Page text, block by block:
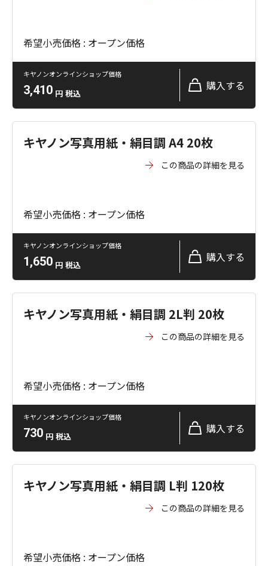
希望小売価格 : オープン価格
キヤノンオンラインショップ価格
3,410 円 税込
購入する
キヤノン写真用紙・絹目調 A4 20枚
この商品の詳細を見る
希望小売価格 : オープン価格
キヤノンオンラインショップ価格
1,650 円 税込
購入する
キヤノン写真用紙・絹目調 2L判 20枚
この商品の詳細を見る
希望小売価格 : オープン価格
キヤノンオンラインショップ価格
730 円 税込
購入する
キヤノン写真用紙・絹目調 L判 120枚
この商品の詳細を見る
希望小売価格 : オープン価格